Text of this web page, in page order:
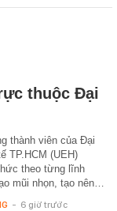
thuộc Đại
thành viên của Đại
TP.HCM (UEH)
theo từng lĩnh
mũi nhọn, tạo nên…
- 6 giờ trước